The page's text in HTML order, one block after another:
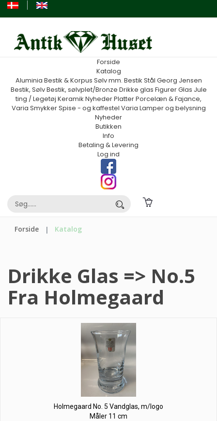
Forside
Katalog
Aluminia Bestik & Korpus Sølv mm. Bestik Stål Georg Jensen
Bestik, SølvBestik, sølvplet/Bronze Drikke glas FigurerGlas Jule
ting / Legetøj Keramik NyhederPlatterPorcelæn & Fajance,
Varia SmykkerSpise - og kaffestel Varia Lamper og belysning
Nyheder
Butikken
Info
Betaling & Levering
Log ind
Forside Katalog
Drikke Glas => No.5
Fra Holmegaard
Holmegaard No. 5 Vandglas, m/logo
Måler 11 cm